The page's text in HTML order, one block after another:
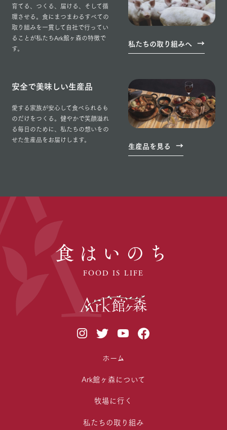
私たちの取り組みへ
育てる、つくる、届ける、そして循
環させる。食にまつまわるすべての
取り組みを一貫して自社で行ってい
ることが私たちArk館ヶ森の特徴で
す。
生産品を見る
安全で美味しい生産品
愛する家族が安心して食べられるも
のだけをつくる。健やかで笑顔溢れ
る毎日のために、私たちの想いをの
せた生産品をお届けします。
食はいのち
FOOD IS LIFE
ホーム
Ark館ヶ森について
牧場に行く
私たちの取り組み